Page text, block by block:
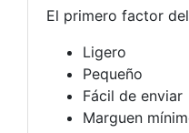
El primero factor
Ligero
Pequeño
Fácil de enviar
Marguen